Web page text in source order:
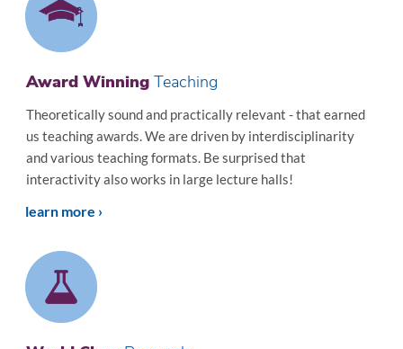
Award Winning Teaching
Theoretically sound and practically relevant - that earned
us teaching awards. We are driven by interdisciplinarity
and various teaching formats. Be surprised that
interactivity also works in large lecture halls!
learn more ›